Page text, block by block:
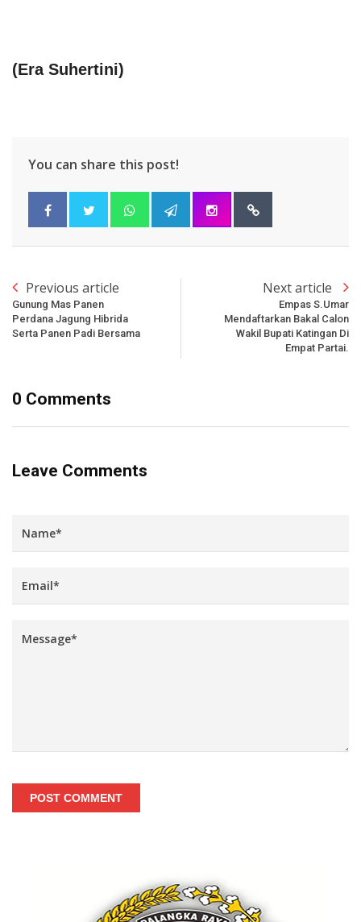
(Era Suhertini)
You can share this post!
Previous article
Gunung Mas Panen
Perdana Jagung Hibrida
Serta Panen Padi Bersama
Next article
Empas S.Umar
Mendaftarkan Bakal Calon
Wakil Bupati Katingan Di
Empat Partai.
0 Comments
Leave Comments
POST COMMENT